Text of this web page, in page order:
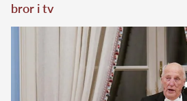
bror i tv